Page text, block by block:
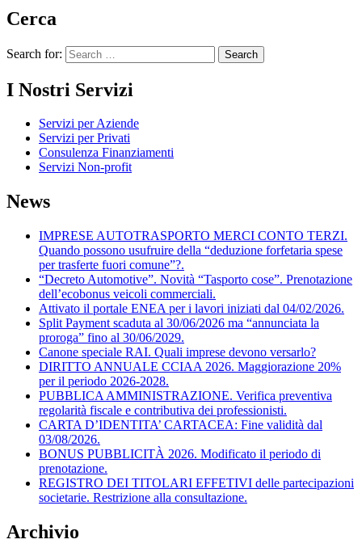
Cerca
Search for:
I Nostri Servizi
Servizi per Aziende
Servizi per Privati
Consulenza Finanziamenti
Servizi Non-profit
News
IMPRESE AUTOTRASPORTO MERCI CONTO TERZI.
Quando possono usufruire della “deduzione forfetaria spese
per trasferte fuori comune”?.
“Decreto Automotive”. Novità “Tasporto cose”. Prenotazione
dell’ecobonus veicoli commerciali.
Attivato il portale ENEA per i lavori iniziati dal 04/02/2026.
Split Payment scaduta al 30/06/2026 ma “annunciata la
proroga” fino al 30/06/2029.
Canone speciale RAI. Quali imprese devono versarlo?
DIRITTO ANNUALE CCIAA 2026. Maggiorazione 20%
per il periodo 2026-2028.
PUBBLICA AMMINISTRAZIONE. Verifica preventiva
regolarità fiscale e contributiva dei professionisti.
CARTA D’IDENTITA’ CARTACEA: Fine validità dal
03/08/2026.
BONUS PUBBLICITÀ 2026. Modificato il periodo di
prenotazione.
REGISTRO DEI TITOLARI EFFETIVI delle partecipazioni
societarie. Restrizione alla consultazione.
Archivio